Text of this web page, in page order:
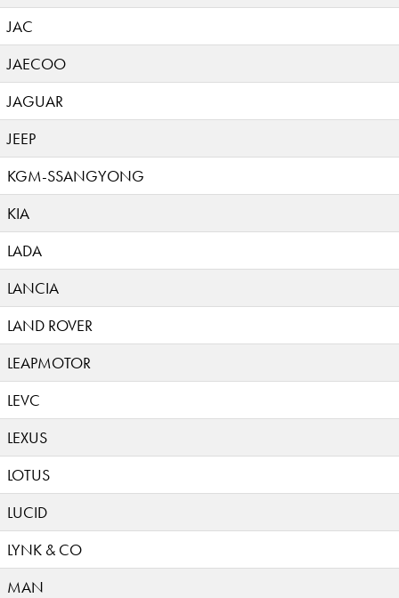
JAC
JAECOO
JAGUAR
JEEP
KGM-SSANGYONG
KIA
LADA
LANCIA
LAND ROVER
LEAPMOTOR
LEVC
LEXUS
LOTUS
LUCID
LYNK & CO
MAN